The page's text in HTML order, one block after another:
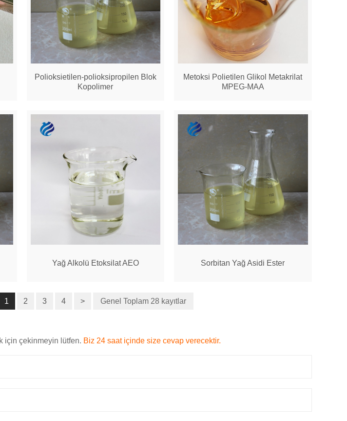
Polioksietilen-polioksipropilen Blok
Kopolimer
Metoksi Polietilen Glikol Metakrilat
MPEG-MAA
Yağ Alkolü Etoksilat AEO Sorbitan Yağ Asidi Ester
1 2 3 4 > Genel Toplam 28 kayıtlar
için çekinmeyin lütfen. Biz 24 saat içinde size cevap verecektir.